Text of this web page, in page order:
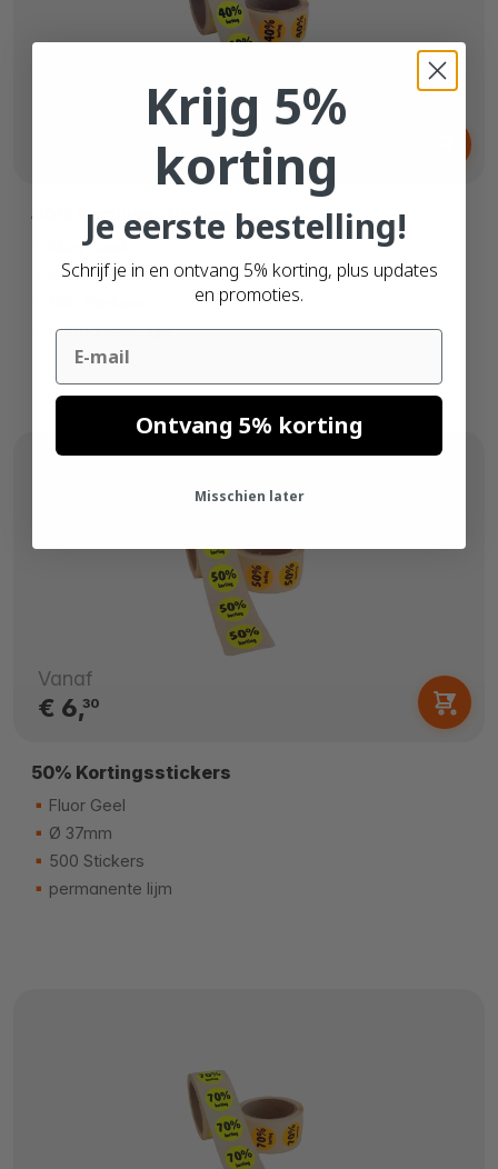
40% Kortingsstickers
Fluor Geel
Ø 37mm
permanente lijm
Vanaf
€ 6,30
50% Kortingsstickers
Fluor Geel
Ø 37mm
500 Stickers
permanente lijm
Krijg 5%
korting
Je eerste bestelling!
Schrijf je in en ontvang 5% korting, plus updates
en promoties.
Email
Ontvang 5% korting
Misschien later